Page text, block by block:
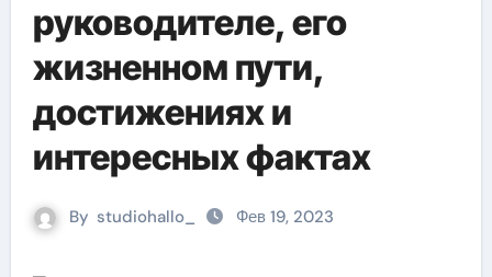
руководителе, его
жизненном пути,
достижениях и
интересных фактах
By studiohallo_ Фев 19, 2023